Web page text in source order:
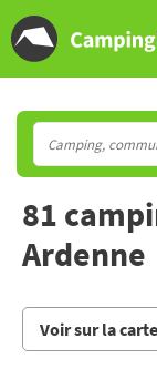
81
Ardenne
Voir sur la carte